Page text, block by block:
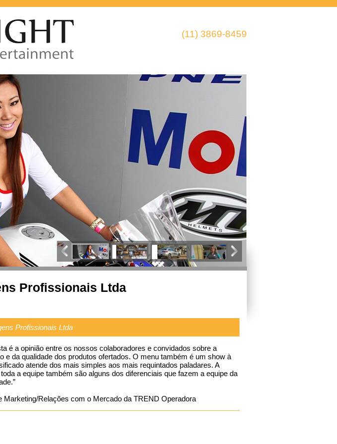
(11) 3869-8459
Profissionais Ltda
Profissionais Ltda
é a opinião entre os nossos colaboradores e convidados sobre a
e da qualidade dos produtos ofertados. O menu também é um show à
atende dos mais simples aos mais requintados paladares. A
a equipe também são alguns dos diferenciais que fazem a equipe da
Marketing/Relações com o Mercado da TREND Operadora